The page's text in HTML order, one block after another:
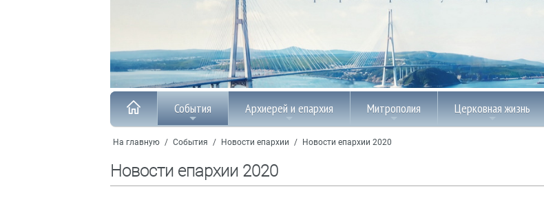
События Архиерей и епархия Митрополия Церковная жизнь
На главную / События / Новости епархии / Новости епархии 2020
Новости епархии 2020